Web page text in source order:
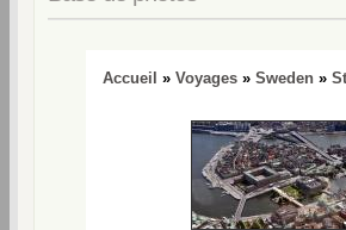
Accueil » Voyages » Sweden »